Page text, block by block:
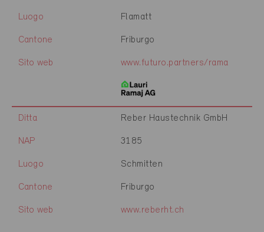
Luogo Flamatt
Cantone Friburgo
Sito web www.futuro.partners/rama
Ditta Reber Haustechnik GmbH
NAP 3185
Luogo Schmitten
Cantone Friburgo
Sito web www.reberht.ch